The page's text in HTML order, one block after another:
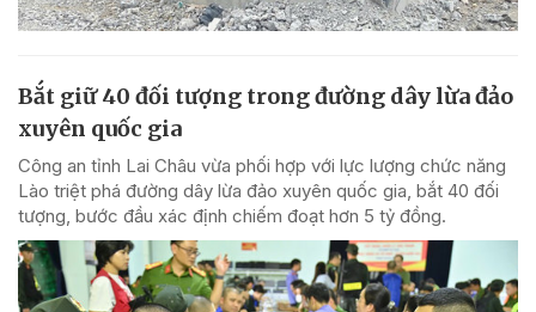
Bắt giữ 40 đối tượng trong đường dây lừa đảo
xuyên quốc gia
Công an tỉnh Lai Châu vừa phối hợp với lực lượng chức năng
Lào triệt phá đường dây lừa đảo xuyên quốc gia, bắt 40 đối
tượng, bước đầu xác định chiếm đoạt hơn 5 tỷ đồng.